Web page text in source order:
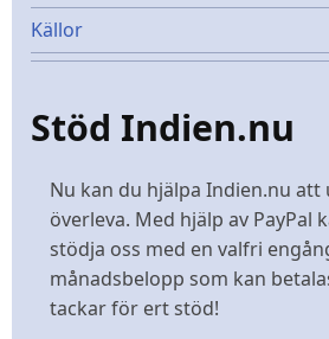
Källor
Stöd Indien.nu
Nu kan du hjälpa Indien.nu att
överleva. Med hjälp av PayPal
stödja oss med en valfri
månadsbelopp som kan
tackar för ert stöd!